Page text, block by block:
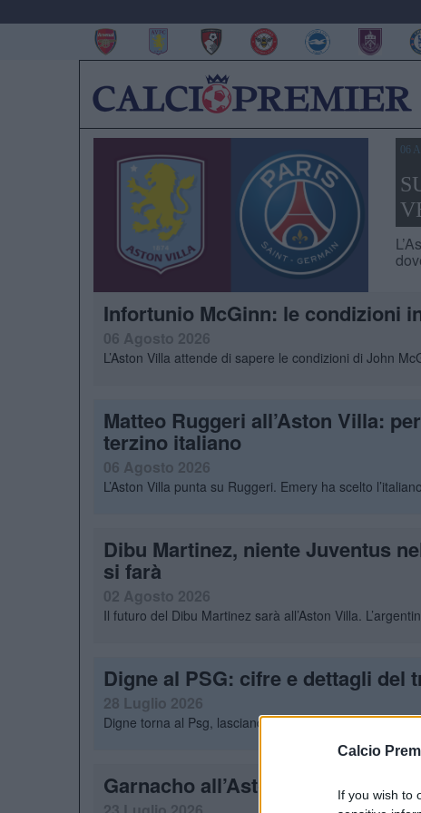
Calcio
If you wish to
06
Infortunio McGinn: le condizioni
L’Aston Villa attende di sapere le condizioni di John
Matteo Ruggeri all’Aston Villa:
terzino italiano
06 Agosto 2026
L’Aston Villa punta su Ruggeri. Emery ha scelto
Dibu Martinez, niente Juventus
si farà
Il futuro del Dibu Martinez sarà all’Aston Villa.
Digne al PSG: cifre e dettagli del
28 Luglio 2026
Digne torna al Psg, lasciando l’Aston Villa. Cifre e
Garnacho all’Aston Villa. Cifre e